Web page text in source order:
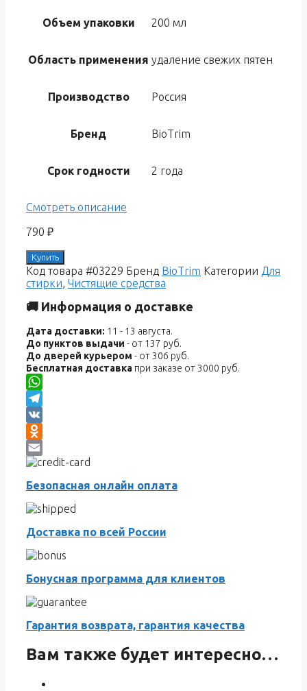
Объем упаковки 200 мл
Область применения удаление свежих пятен
Производство Россия
Бренд BioTrim
Срок годности 2 года
Смотреть описание
790 ₽
Купить
Код товара #03229 Бренд BioTrim Категории Для
стирки, Чистящие средства
🚚 Информация о доставке
Дата доставки: 11 - 13 августа.
До пунктов выдачи - от 137 руб.
До дверей курьером - от 306 руб.
Бесплатная доставка при заказе от 3000 руб.
WhatsApp
Telegram
VK
Odnoklassniki
Email
Безопасная онлайн оплата
Доставка по всей России
Бонусная программа для клиентов
Гарантия возврата, гарантия качества
Вам также будет интересно…